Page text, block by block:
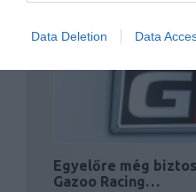
Data Deletion Data
Egyelőre még
Gazoo Racing…